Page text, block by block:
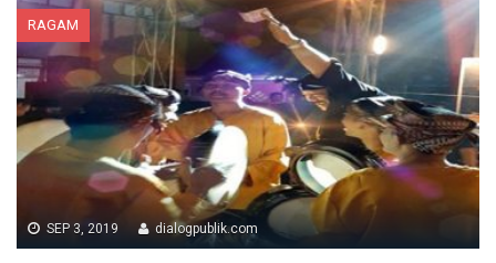
RAGAM
SEP 3, 2019 dialogpublik.com